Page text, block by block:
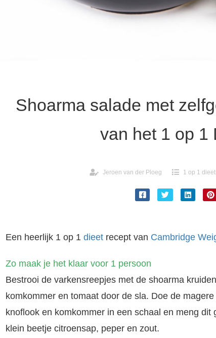
Shoarma salade met
van het 1 op 1
Jeroen van der Ploeg 1 op 1
Een heerlijk 1 op 1dieetrecept van Cambridge
Zo maak je het klaar voor 1 persoon
Bestrooi de varkensreepjes met de shoarma
komkommer en tomaat door de sla. Doe de
knoflook en komkommer in een schaal en meng dit
klein beetje citroensap, peper en zout.